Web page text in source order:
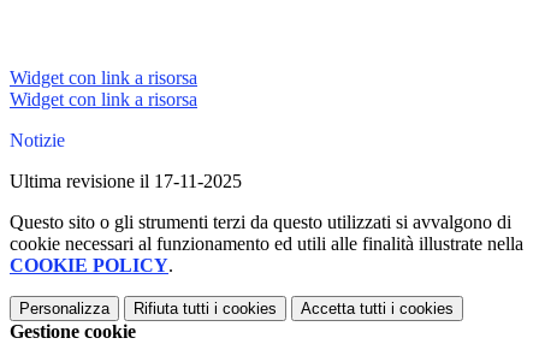
Widget con link a risorsa
Widget con link a risorsa
Notizie
Ultima revisione il 17-11-2025
Questo sito o gli strumenti terzi da questo utilizzati si avvalgono di
cookie necessari al funzionamento ed utili alle finalità illustrate nella
COOKIE POLICY.
Personalizza Rifiuta tutti i cookies Accetta tutti i cookies
Gestione cookie